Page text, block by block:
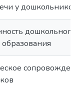
у дошкольников
дошкольного
образования